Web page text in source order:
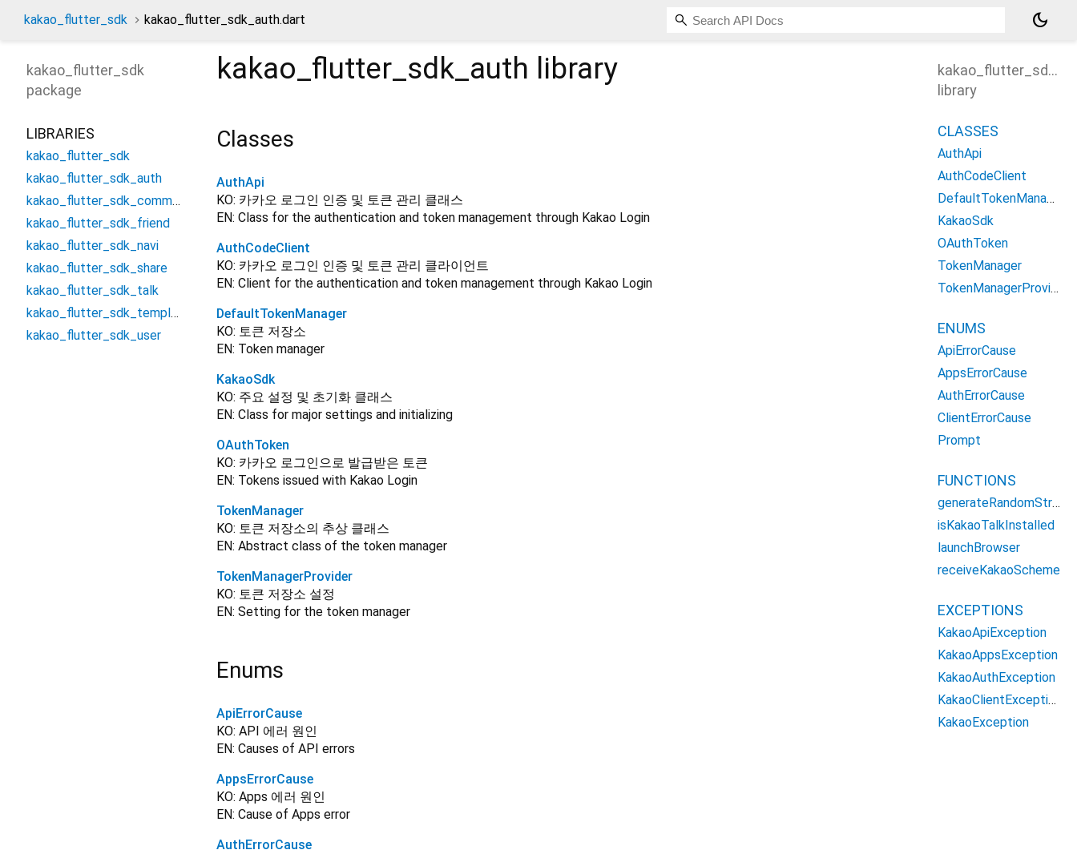
kakao_flutter_sdk kakao_flutter_sdk_auth.dart dark_mode
kakao_flutter_sdk_auth library
Classes
AuthApi
KO: 카카오 로그인 인증 및 토큰 관리 클래스
EN: Class for the authentication and token management through Kakao Login
AuthCodeClient
KO: 카카오 로그인 인증 및 토큰 관리 클라이언트
EN: Client for the authentication and token management through Kakao Login
DefaultTokenManager
KO: 토큰 저장소
EN: Token manager
KakaoSdk
KO: 주요 설정 및 초기화 클래스
EN: Class for major settings and initializing
OAuthToken
KO: 카카오 로그인으로 발급받은 토큰
EN: Tokens issued with Kakao Login
TokenManager
KO: 토큰 저장소의 추상 클래스
EN: Abstract class of the token manager
TokenManagerProvider
KO: 토큰 저장소 설정
EN: Setting for the token manager
Enums
ApiErrorCause
KO: API 에러 원인
EN: Causes of API errors
AppsErrorCause
KO: Apps 에러 원인
EN: Cause of Apps error
AuthErrorCause
kakao_flutter_sdk
package
LIBRARIES
kakao_flutter_sdk
kakao_flutter_sdk_auth
kakao_flutter_sdk_common
kakao_flutter_sdk_friend
kakao_flutter_sdk_navi
kakao_flutter_sdk_share
kakao_flutter_sdk_talk
kakao_flutter_sdk_template
kakao_flutter_sdk_user
library
CLASSES
AuthApi
AuthCodeClient
DefaultTokenManager
KakaoSdk
OAuthToken
TokenManager
TokenManagerProvider
ENUMS
ApiErrorCause
AppsErrorCause
AuthErrorCause
ClientErrorCause
Prompt
FUNCTIONS
generateRandomString
isKakaoTalkInstalled
launchBrowser
receiveKakaoScheme
EXCEPTIONS
KakaoApiException
KakaoAppsException
KakaoAuthException
KakaoClientException
KakaoException